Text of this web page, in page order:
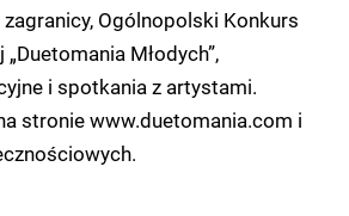
Ogólnopolski Konkurs
Młodych”,
i spotkania z artystami.
stronie www.duetomania.com i